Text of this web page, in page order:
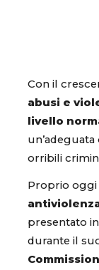
Con il
abusi e
livello
orribili
Proprio oggi
presentato in
durante il